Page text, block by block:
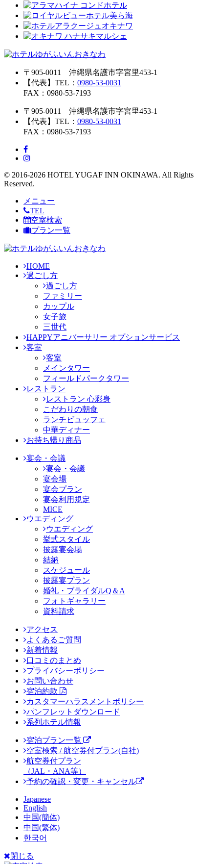
〒905-0011 沖縄県名護市字宮里453-1
【代表】TEL： 0980-53-0031
FAX：0980-53-7193
〒905-0011 沖縄県名護市字宮里453-1
【代表】TEL： 0980-53-0031
FAX：0980-53-7193
© 2016-2026 HOTEL YUGAF INN OKINAWA. All Rights
Reserved.
メニュー
TEL
空室検索
プラン一覧
HOME
過ごし方
過ごし方
ファミリー
カップル
女子旅
三世代
HAPPYアニバーサリー オプションサービス
客室
客室
メインタワー
フィールドパークタワー
レストラン
レストラン 心彩身
こだわりの朝食
ランチビュッフェ
中華ディナー
お持ち帰り商品
宴会・会議
宴会・会議
宴会場
宴会プラン
宴会利用規定
MICE
ウエディング
ウエディング
挙式スタイル
披露宴会場
結納
スケジュール
披露宴プラン
婚礼・ブライダルQ＆A
フォトギャラリー
資料請求
アクセス
よくあるご質問
新着情報
口コミのまとめ
プライバシーポリシー
お問い合わせ
宿泊約款
カスタマーハラスメントポリシー
パンフレットダウンロード
系列ホテル情報
宿泊プラン一覧
空室検索 / 航空券付プラン(自社)
航空券付プラン
（JAL・ANA等）
予約の確認・変更・キャンセル
Japanese
English
中国(簡体)
中国(繁体)
한국어
閉じる